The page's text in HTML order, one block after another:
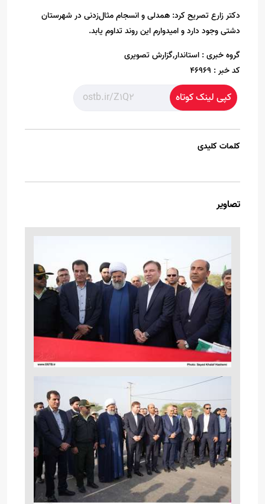
دکتر زارع تصریح کرد: همدلی و انسجام مثال‌زدنی در شهرستان
دشتی وجود دارد و امیدوارم این روند تداوم یابد.
گروه خبری : استاندار,گزارش تصویری
کد خبر : 46969
کپی لینک کوتاه
کلمات کلیدی
تصاویر